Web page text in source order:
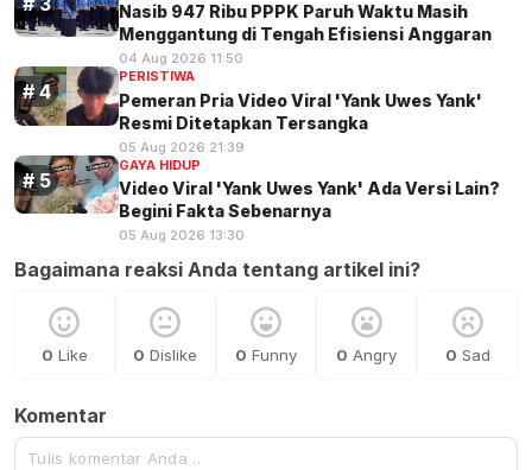
Nasib 947 Ribu PPPK Paruh Waktu Masih
Menggantung di Tengah Efisiensi Anggaran
04 Aug 2026 11:50
PERISTIWA
Pemeran Pria Video Viral 'Yank Uwes Yank'
Resmi Ditetapkan Tersangka
05 Aug 2026 21:39
GAYA HIDUP
Video Viral 'Yank Uwes Yank' Ada Versi Lain?
Begini Fakta Sebenarnya
05 Aug 2026 13:30
Bagaimana reaksi Anda tentang artikel ini?
0 Like 0 Dislike 0 Funny 0 Angry 0 Sad
Komentar